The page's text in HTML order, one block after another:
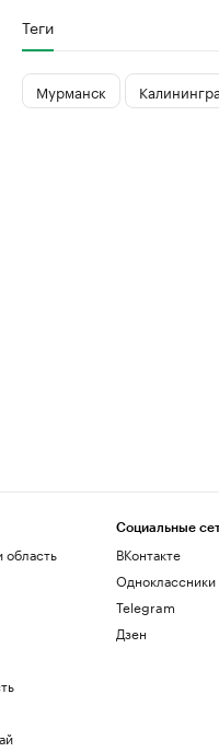
Теги
Мурманск
область
Социальные
ВКонтакте
Одноклассники
Telegram
Дзен